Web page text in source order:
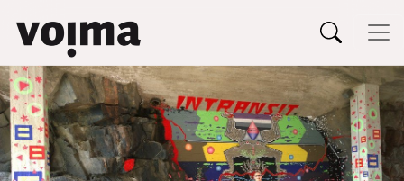
Siirry sisältöön
Päävalikko